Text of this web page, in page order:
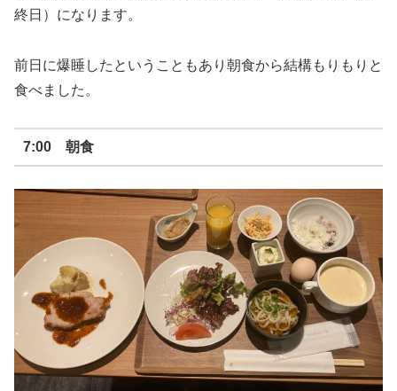
終日）になります。
前日に爆睡したということもあり朝食から結構もりもりと
食べました。
7:00 朝食